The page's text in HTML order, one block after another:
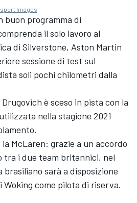
Images
buon programma di
il solo lavoro al
di Silverstone, Aston Martin
sessione di test sul
soli pochi chilometri dalla
è sceso in pista con la
nella stagione 2021
McLaren: grazie a un accordo
tra i due team britannici, nel
sarà a disposizione
Woking come pilota di riserva.